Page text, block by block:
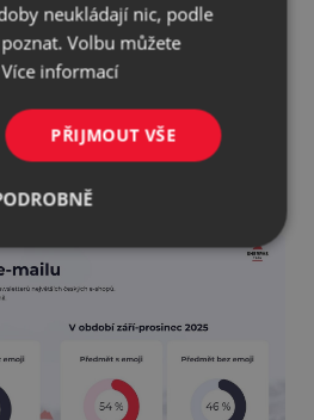
největších českých e-
silně se tento trend v e-
ale zní – pomáhají
nebo se z nich stala jen
nedávném článku jsme
výhody i rizika
neukládají nic, podle
Volbu můžete
Více informací
PŘIJMOUT VŠE
Analytické